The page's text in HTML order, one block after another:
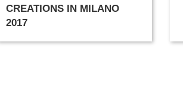
CREATIONS IN MILANO
2017